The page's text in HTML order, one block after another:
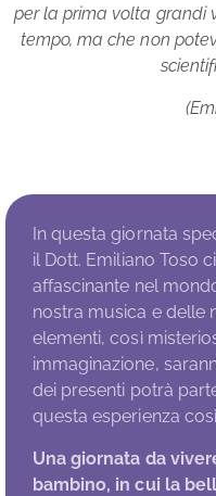
per la prima volta grandi
tempo, ma che non
In questa giornata
il Dott. Emiliano Toso
affascinante nel
nostra musica e delle
elementi, così
immaginazione,
dei presenti potrà
questa esperienza
Una giornata da
bambino, in cui la